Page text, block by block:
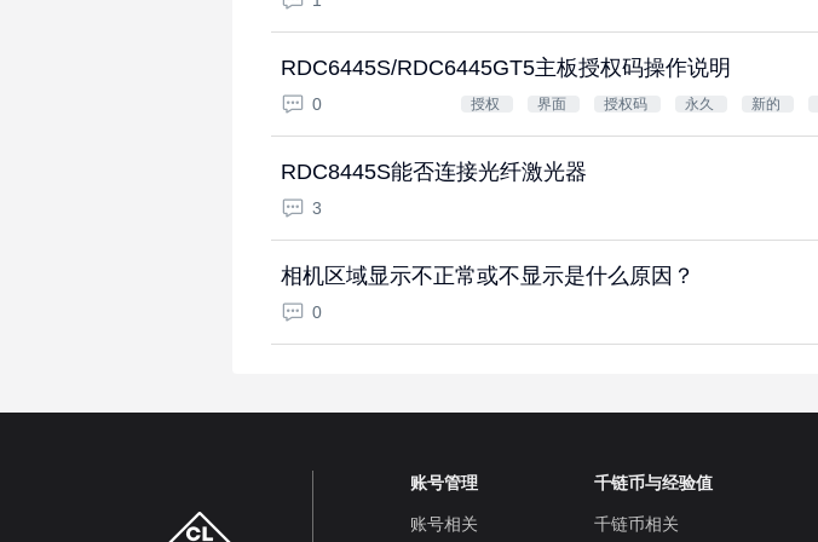
RDC6445S/RDC6445GT5主板授权码操作说明
0 授权 界面 授权码 永久 新的
RDC8445S能否连接光纤激光器
3
相机区域显示不正常或不显示是什么原因？
0
账号管理
账号相关
千链币与经验值
千链币相关